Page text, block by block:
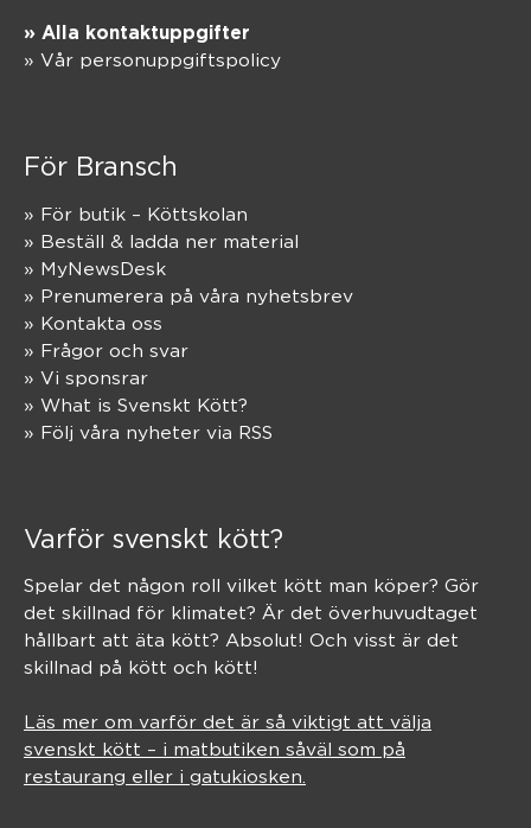
» Alla kontaktuppgifter
» Vår personuppgiftspolicy
För Bransch
» För butik – Köttskolan
» Beställ & ladda ner material
» MyNewsDesk
» Prenumerera på våra nyhetsbrev
» Kontakta oss
» Frågor och svar
» Vi sponsrar
» What is Svenskt Kött?
» Följ våra nyheter via RSS
Varför svenskt kött?
Spelar det någon roll vilket kött man köper? Gör
det skillnad för klimatet? Är det överhuvudtaget
hållbart att äta kött? Absolut! Och visst är det
skillnad på kött och kött!
Läs mer om varför det är så viktigt att välja
svenskt kött – i matbutiken såväl som på
restaurang eller i gatukiosken.